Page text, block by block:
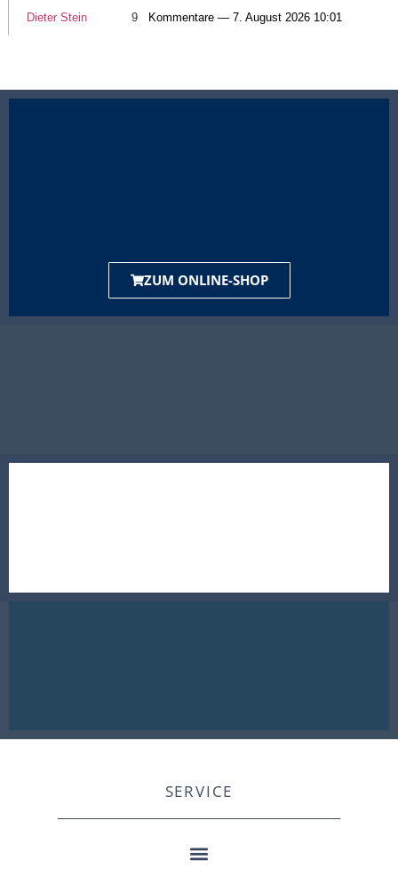
Dieter Stein 9 Kommentare — 7. August 2026 10:01
ZUM ONLINE-SHOP
SERVICE